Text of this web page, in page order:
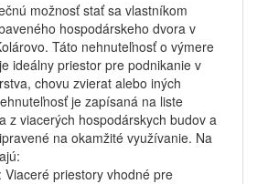
možnosť stať sa vlastníkom
hospodárskeho dvora v
Táto nehnuteľnosť o výmere
ideálny priestor pre podnikanie v
chovu zvierat alebo iných
je zapísaná na liste
z viacerých hospodárskych budov a
na okamžité využívanie. Na
Viaceré priestory vhodné pre